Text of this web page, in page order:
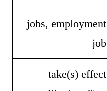
jobs, employment
job
take(s) effect